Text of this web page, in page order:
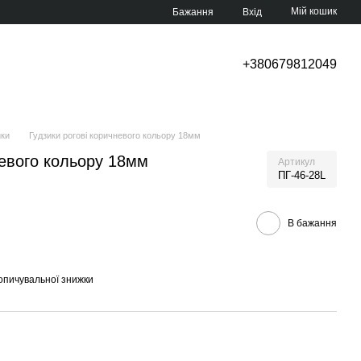
Бажання Вхід Мій кошик
+380679812049
Гудзики рогові коричневого кольору 18мм
кольору 18мм Артикул
ПГ-46-28L
В бажання
знижки